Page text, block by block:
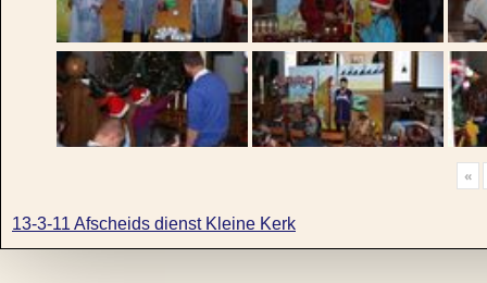
«
13-3-11 Afscheids dienst Kleine Kerk